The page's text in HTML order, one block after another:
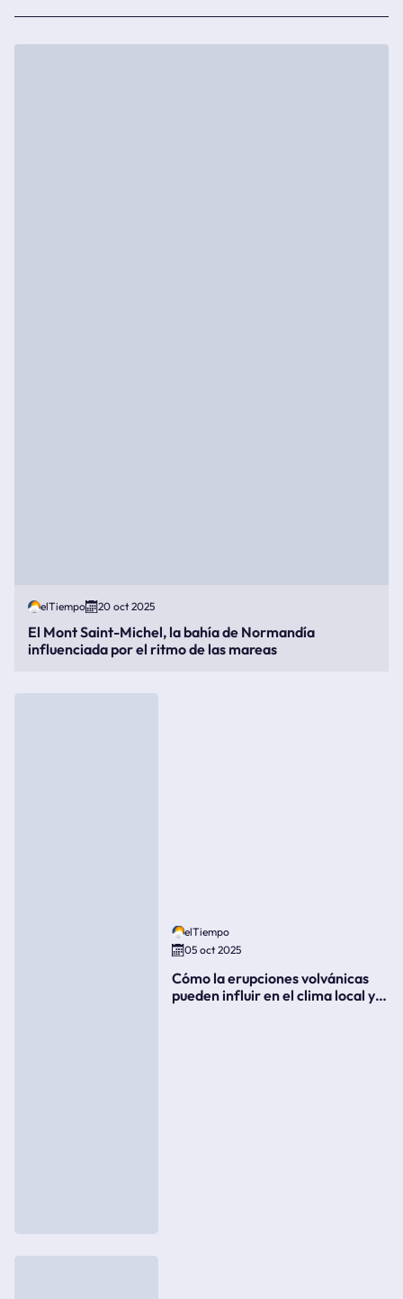
elTiempo 20 oct 2025
El Mont Saint-Michel, la bahía de Normandía
influenciada por el ritmo de las mareas
elTiempo
05 oct 2025
Cómo la erupciones volvánicas
pueden influir en el clima local y